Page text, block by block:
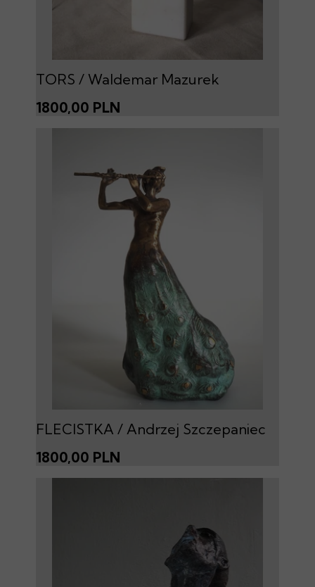
TORS / Waldemar Mazurek
1800,00 PLN
FLECISTKA / Andrzej Szczepaniec
1800,00 PLN